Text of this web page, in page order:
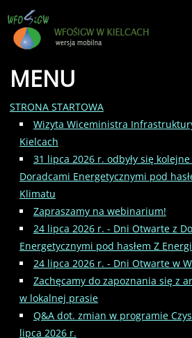
MENU
STRONA STARTOWA
Wizyta Wiceministra
Kielcach
31 lipca 2026 r. odbyły się
Doradcami Energetycznymi pod
Klimatu
Zapraszamy na webinarium!
24 lipca 2026 r. - Dni Otwarte z
Energetycznymi pod hasłem Z
24 lipca 2026 r. - Dni Otwarte w
Zachęcamy do zapoznania się z
w lokalnej prasie
Q&A dot. zmian w programie
lipca 2026 r.